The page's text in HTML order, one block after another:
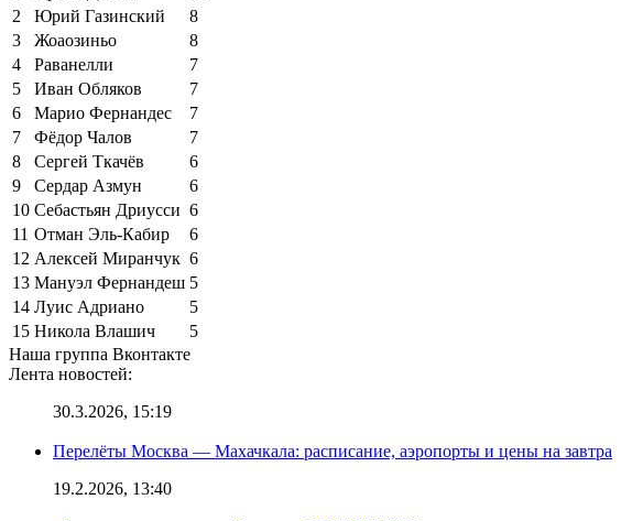
2
Юрий Газинский
8
3
Жоаозиньо
8
4
Раванелли
7
5
Иван Обляков
7
6
Марио Фернандес
7
7
Фёдор Чалов
7
8
Сергей Ткачёв
6
9
Сердар Азмун
6
10 Себастьян Дриусси 6
11 Отман Эль-Кабир
6
12 Алексей Миранчук 6
13 Мануэл Фернандеш 5
14 Луис Адриано
5
15 Никола Влашич
5
Наша группа Вконтакте
Лента новостей:
30.3.2026, 15:19
Перелёты Москва — Махачкала: расписание, аэропорты и цены на завтра
19.2.2026, 13:40